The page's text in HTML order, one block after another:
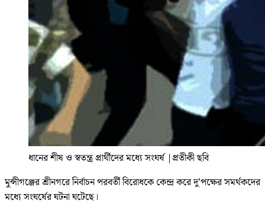
ধানের শীষ ও স্বতন্ত্র প্রার্থীদের মধ্যে সংঘর্ষ |প্রতীকী ছবি
মুন্সীগঞ্জের শ্রীনগরে নির্বাচন পরবর্তী বিরোধকে কেন্দ্র করে দু’পক্ষের সমর্থকদের
মধ্যে সংঘর্ষের ঘটনা ঘটেছে।